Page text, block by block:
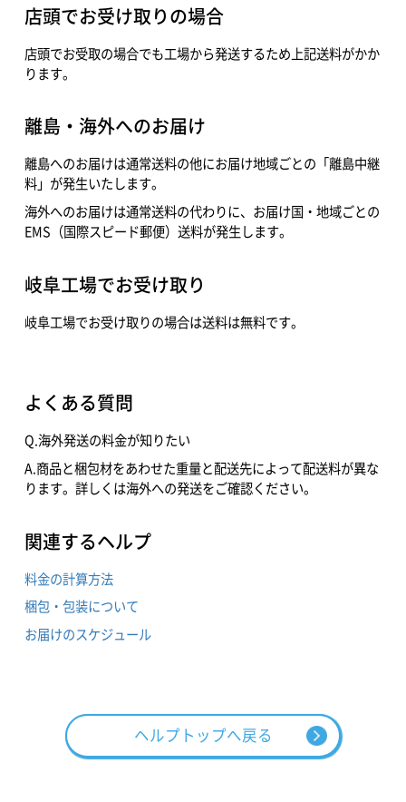
店頭でお受け取りの場合
店頭でお受取の場合でも工場から発送するため上記送料がかか
ります。
離島・海外へのお届け
離島へのお届けは通常送料の他にお届け地域ごとの「離島中継
料」が発生いたします。
海外へのお届けは通常送料の代わりに、お届け国・地域ごとの
EMS（国際スピード郵便）送料が発生します。
岐阜工場でお受け取り
岐阜工場でお受け取りの場合は送料は無料です。
よくある質問
Q.海外発送の料金が知りたい
A.商品と梱包材をあわせた重量と配送先によって配送料が異な
ります。詳しくは海外への発送をご確認ください。
関連するヘルプ
料金の計算方法
梱包・包装について
お届けのスケジュール
ヘルプトップへ戻る